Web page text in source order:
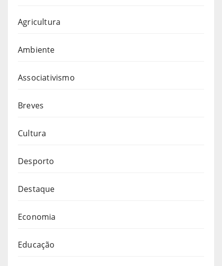
Agricultura
Ambiente
Associativismo
Breves
Cultura
Desporto
Destaque
Economia
Educação